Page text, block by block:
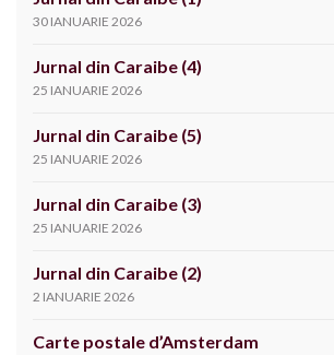
30 IANUARIE 2026
Jurnal din Caraibe (4)
25 IANUARIE 2026
Jurnal din Caraibe (5)
25 IANUARIE 2026
Jurnal din Caraibe (3)
25 IANUARIE 2026
Jurnal din Caraibe (2)
2 IANUARIE 2026
Carte postale d’Amsterdam